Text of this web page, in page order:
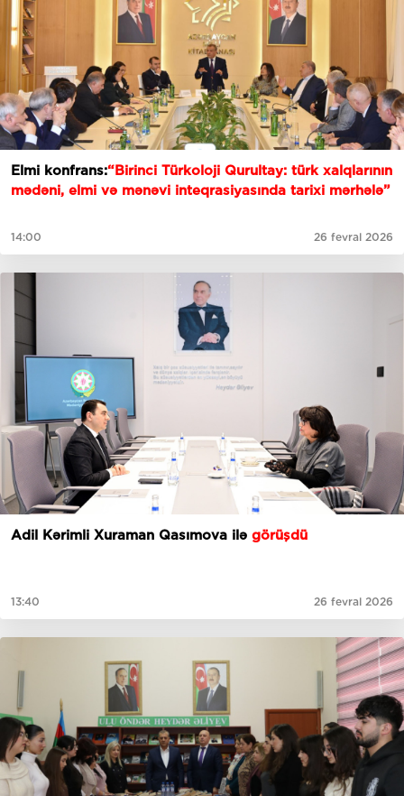
Elmi konfrans:“Birinci Türkoloji Qurultay: türk xalqlarının
mədəni, elmi və mənəvi inteqrasiyasında tarixi mərhələ”
14:00 26 fevral 2026
Adil Kərimli Xuraman Qasımova ilə görüşdü
13:40 26 fevral 2026